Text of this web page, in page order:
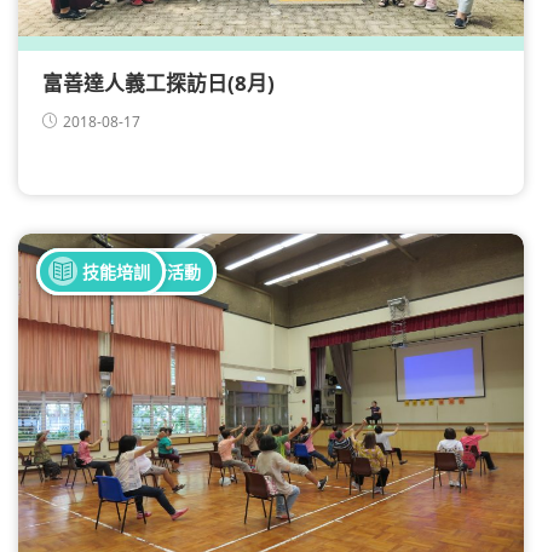
富善達人義工探訪日(8月)
2018-08-17
全部健康活動
全部照顧者活動
技能培訓